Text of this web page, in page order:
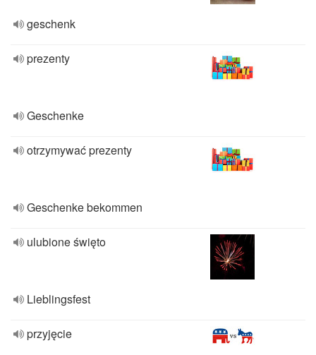
geschenk
prezenty
Geschenke
otrzymywać prezenty
Geschenke bekommen
ulubione święto
Lieblingsfest
przyjęcie